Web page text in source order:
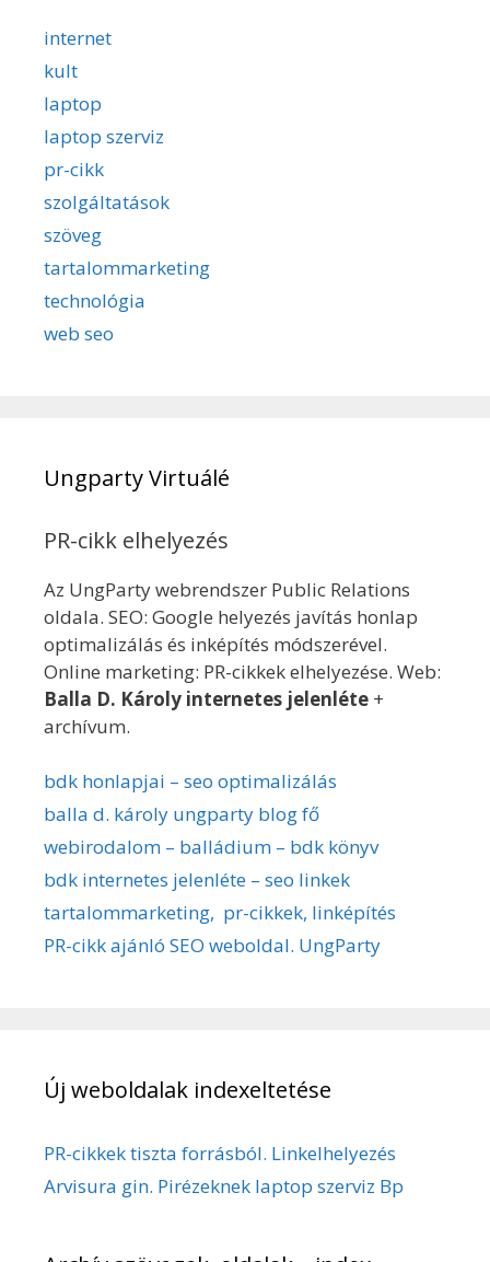
internet
kult
laptop
laptop szerviz
pr-cikk
szolgáltatások
szöveg
tartalommarketing
technológia
web seo
Ungparty Virtuálé
PR-cikk elhelyezés
Az UngParty webrendszer Public Relations
oldala. SEO: Google helyezés javítás honlap
optimalizálás és inképítés módszerével.
Online marketing: PR-cikkek elhelyezése. Web:
Balla D. Károly internetes jelenléte +
archívum.
bdk honlapjai – seo optimalizálás
balla d. károly ungparty blog fő
webirodalom – balládium – bdk könyv
bdk internetes jelenléte – seo linkek
tartalommarketing, pr-cikkek, linképítés
PR-cikk ajánló SEO weboldal. UngParty
Új weboldalak indexeltetése
PR-cikkek tiszta forrásból. Linkelhelyezés
Arvisura gin. Pirézeknek laptop szerviz Bp